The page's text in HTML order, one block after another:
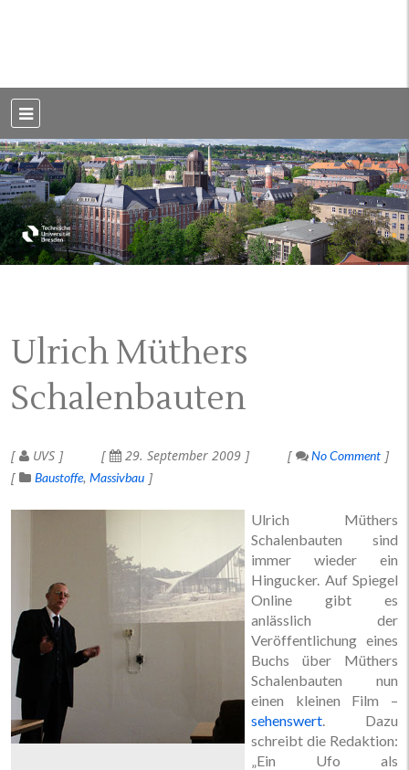
Dresden
Ulrich Müthers
Schalenbauten
UVS 29. September 2009
No Comment
Baustoffe Massivbau
Ulrich Müthers
Schalenbauten sind
immer wieder ein
Hingucker. Auf Spiegel
Online gibt es
anlässlich der
Veröffentlichung eines
Buchs über Müthers
Schalenbauten nun
einen kleinen Film –
sehenswert. Dazu
schreibt die Redaktion:
„Ein Ufo als